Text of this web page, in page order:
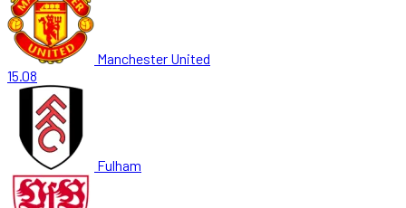
Manchester United
15.08
Fulham